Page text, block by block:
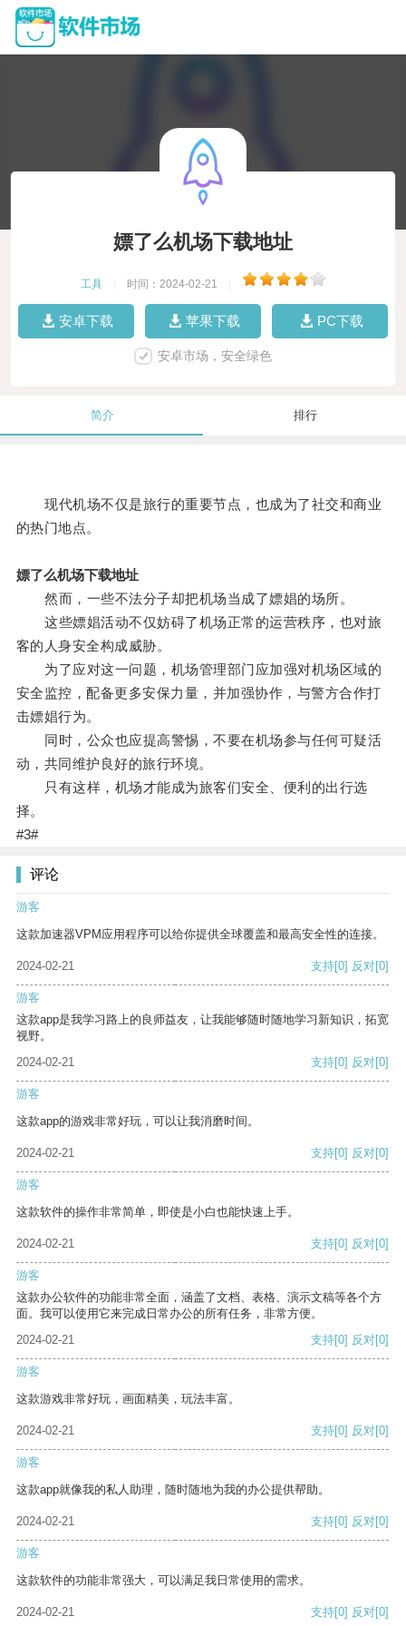
嫖了么机场下载地址
工具 时间：2024-02-21
安卓下载 苹果下载 PC下载
安卓市场，安全绿色
简介 排行
现代机场不仅是旅行的重要节点，也成为了社交和商业
的热门地点。
嫖了么机场下载地址
然而，一些不法分子却把机场当成了嫖娼的场所。
这些嫖娼活动不仅妨碍了机场正常的运营秩序，也对旅
客的人身安全构成威胁。
为了应对这一问题，机场管理部门应加强对机场区域的
安全监控，配备更多安保力量，并加强协作，与警方合作打
击嫖娼行为。
同时，公众也应提高警惕，不要在机场参与任何可疑活
动，共同维护良好的旅行环境。
只有这样，机场才能成为旅客们安全、便利的出行选
择。
#3#
评论
游客
这款加速器VPM应用程序可以给你提供全球覆盖和最高安全性的连接。
2024-02-21 支持[0] 反对[0]
游客
这款app是我学习路上的良师益友，让我能够随时随地学习新知识，拓宽
视野。
2024-02-21
支持[0] 反对[0]
游客
这款app的游戏非常好玩，可以让我消磨时间。
2024-02-21 支持[0] 反对[0]
游客
这款软件的操作非常简单，即使是小白也能快速上手。
2024-02-21 支持[0] 反对[0]
游客
这款办公软件的功能非常全面，涵盖了文档、表格、演示文稿等各个方
面。我可以使用它来完成日常办公的所有任务，非常方便。
2024-02-21
支持[0] 反对[0]
游客
这款游戏非常好玩，画面精美，玩法丰富。
2024-02-21 支持[0] 反对[0]
游客
这款app就像我的私人助理，随时随地为我的办公提供帮助。
2024-02-21 支持[0] 反对[0]
游客
这款软件的功能非常强大，可以满足我日常使用的需求。
2024-02-21 支持[0] 反对[0]